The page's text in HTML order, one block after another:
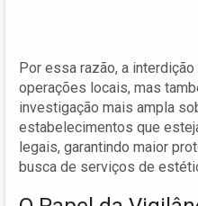
Por essa razão, a
operações locais, mas
investigação mais ampla
estabelecimentos que
legais, garantindo maior
busca de serviços de